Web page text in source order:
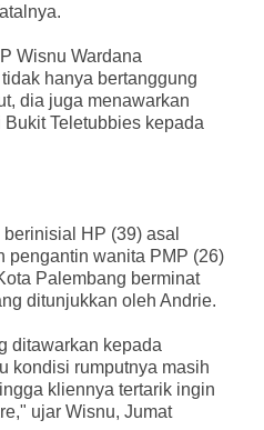
Wisnu Wardana
hanya bertanggung
dia juga menawarkan
Teletubbies kepada
HP (39) asal
pengantin wanita PMP (26)
Palembang berminat
ditunjukkan oleh Andrie.
ditawarkan kepada
kondisi rumputnya masih
kliennya tertarik ingin
ujar Wisnu, Jumat